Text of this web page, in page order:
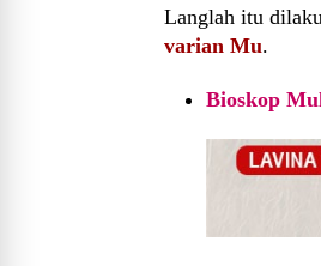
Langlah itu
varian Mu.
Bioskop